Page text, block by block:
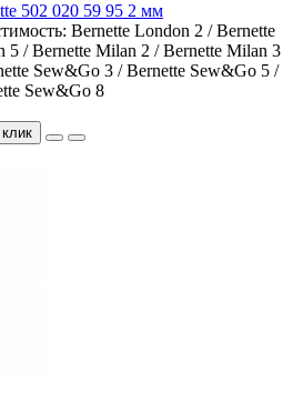
502 020 59 95 2 мм
Bernette London 2 / Bernette
5 / Bernette Milan 2 / Bernette Milan 3
Sew&Go 3 / Bernette Sew&Go 5 /
Sew&Go 8